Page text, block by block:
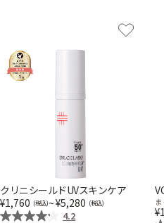
クリニシールドUVスキンケア
1,760
~ 5,280
4.2